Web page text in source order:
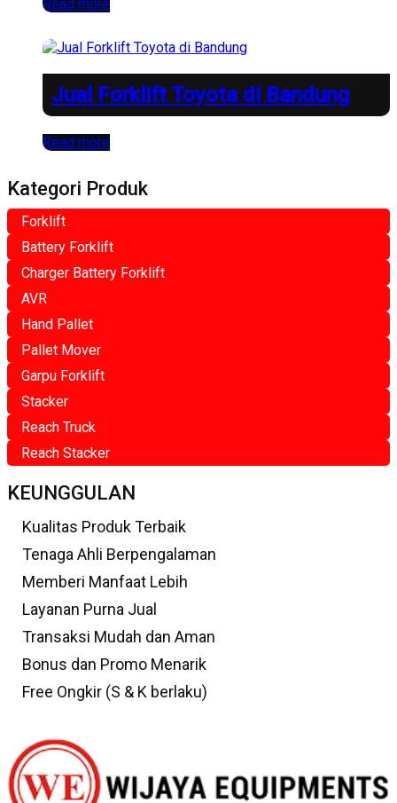
Read more
Jual Forklift Toyota di Bandung
Read more
Kategori Produk
Forklift
Battery Forklift
Charger Battery Forklift
AVR
Hand Pallet
Pallet Mover
Garpu Forklift
Stacker
Reach Truck
Reach Stacker
KEUNGGULAN
Kualitas Produk Terbaik
Tenaga Ahli Berpengalaman
Memberi Manfaat Lebih
Layanan Purna Jual
Transaksi Mudah dan Aman
Bonus dan Promo Menarik
Free Ongkir (S & K berlaku)